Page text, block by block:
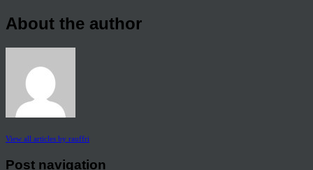
About the author
View all articles by rauffri
Post navigation